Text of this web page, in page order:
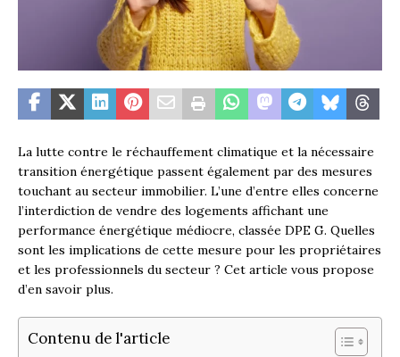
La lutte contre le réchauffement climatique et la nécessaire
transition énergétique passent également par des mesures
touchant au secteur immobilier. L’une d’entre elles concerne
l’interdiction de vendre des logements affichant une
performance énergétique médiocre, classée DPE G. Quelles
sont les implications de cette mesure pour les propriétaires
et les professionnels du secteur ? Cet article vous propose
d’en savoir plus.
Contenu de l'article